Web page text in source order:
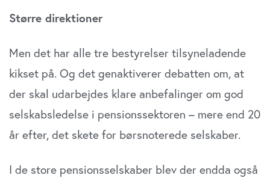
din brug af vores website med vores partnere inden for
analysepartnere. Vores partnere kan kombinere disse
de har indsamlet fra din brug af deres tjenester. Du
samtykker til vores cookies, hvis du fortsætter med at
anvende vores hjemmeside.
Større direktioner
Men det har alle tre bestyrelser tilsyneladende
kikset på. Og det genaktiverer debatten om, at
der skal udarbejdes klare anbefalinger om god
selskabsledelse i pensionssektoren – mere end 20
år efter, det skete for børsnoterede selskaber.
I de store pensionsselskaber blev der endda også